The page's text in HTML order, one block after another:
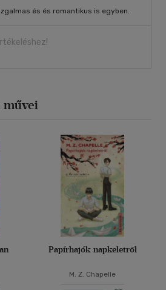
és és romantikus is egyben.
művei
Papírhajók napkeletről
M. Z. Chapelle